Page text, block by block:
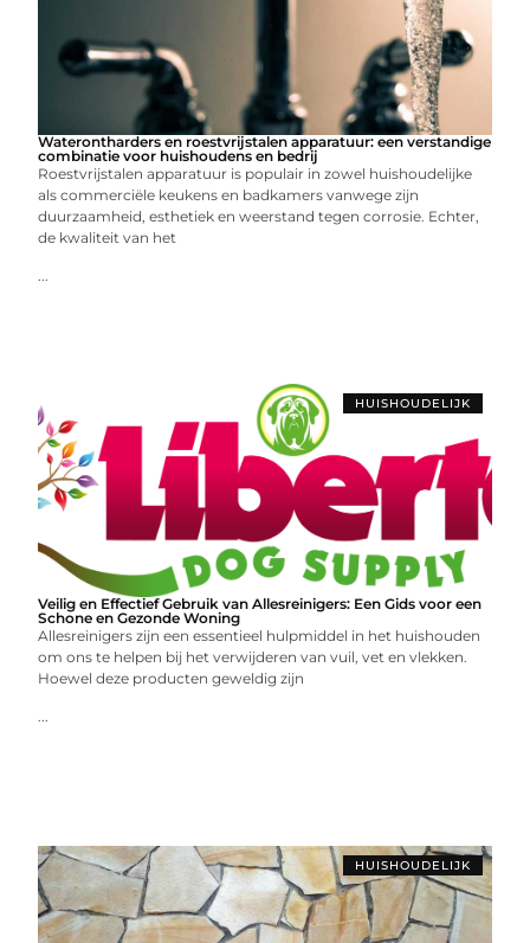
Waterontharders en roestvrijstalen apparatuur: een verstandige
combinatie voor huishoudens en bedrij
Roestvrijstalen apparatuur is populair in zowel huishoudelijke
als commerciële keukens en badkamers vanwege zijn
duurzaamheid, esthetiek en weerstand tegen corrosie. Echter,
de kwaliteit van het
...
HUISHOUDELIJK
Veilig en Effectief Gebruik van Allesreinigers: Een Gids voor een
Schone en Gezonde Woning
Allesreinigers zijn een essentieel hulpmiddel in het huishouden
om ons te helpen bij het verwijderen van vuil, vet en vlekken.
Hoewel deze producten geweldig zijn
...
HUISHOUDELIJK